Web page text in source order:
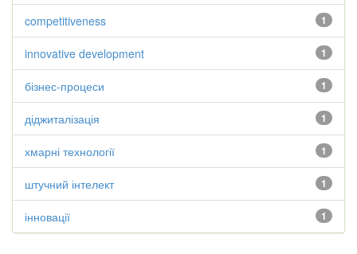
1
competitiveness
1
innovative development
1
бізнес-процеси
1
діджиталізація
1
хмарні технології
1
штучний інтелект
1
інновації